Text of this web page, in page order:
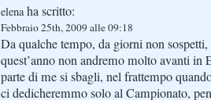
elenaha scritto:
Febbraio 25th, 2009 alle 09:18
Da qualche tempo, da giorni non
quest’anno non andremo molto avanti in
parte di me si sbagli, nel frattempo
ci dedicheremmo solo al Campionato,